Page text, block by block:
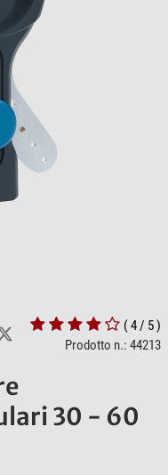
( 4 / 5 )
Prodotto n.: 44213
30 - 60